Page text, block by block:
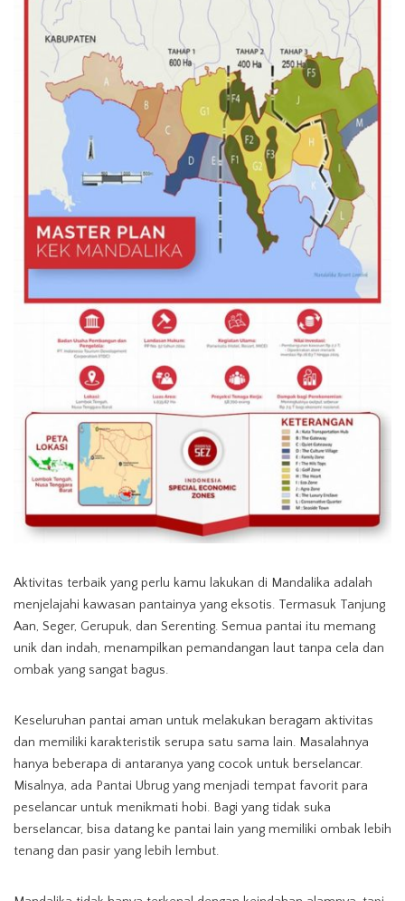
Aktivitas terbaik yang perlu kamu lakukan di Mandalika adalah
menjelajahi kawasan pantainya yang eksotis. Termasuk Tanjung
Aan, Seger, Gerupuk, dan Serenting. Semua pantai itu memang
unik dan indah, menampilkan pemandangan laut tanpa cela dan
ombak yang sangat bagus.
Keseluruhan pantai aman untuk melakukan beragam aktivitas
dan memiliki karakteristik serupa satu sama lain. Masalahnya
hanya beberapa di antaranya yang cocok untuk berselancar.
Misalnya, ada Pantai Ubrug yang menjadi tempat favorit para
peselancar untuk menikmati hobi. Bagi yang tidak suka
berselancar, bisa datang ke pantai lain yang memiliki ombak lebih
tenang dan pasir yang lebih lembut.